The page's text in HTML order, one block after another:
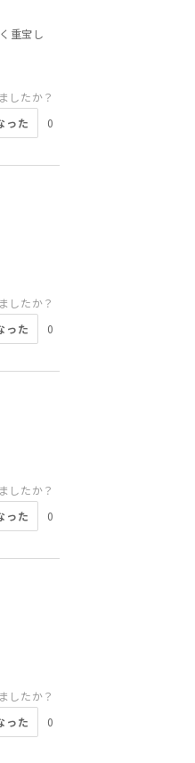
重宝し
したか？
った
0
したか？
った
0
したか？
った
0
したか？
った
0